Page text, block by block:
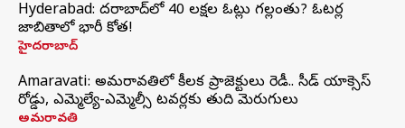
Hyderabad: హైదరాబాద్‌లో 40 లక్షల ఓట్లు గల్లంతు? ఓటర్ల
జాబితాలో భారీ కోత!
హైదరాబాద్
Amaravati: అమరావతిలో కీలక ప్రాజెక్టులు రెడీ.. సీడ్‌ యాక్సెస్‌
రోడ్డు, ఎమ్మెల్యే-ఎమ్మెల్సీ టవర్లకు తుది మెరుగులు
అమరావతి